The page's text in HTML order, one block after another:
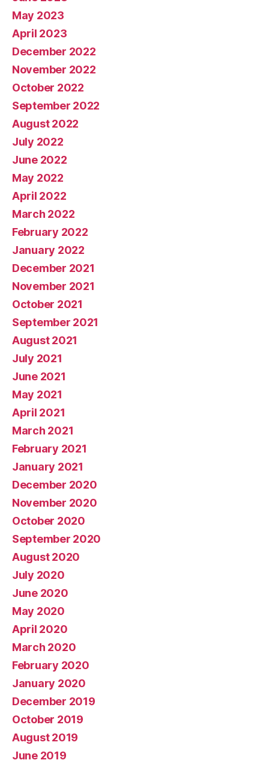
May 2023
April 2023
December 2022
November 2022
October 2022
September 2022
August 2022
July 2022
June 2022
May 2022
April 2022
March 2022
February 2022
January 2022
December 2021
November 2021
October 2021
September 2021
August 2021
July 2021
June 2021
May 2021
April 2021
March 2021
February 2021
January 2021
December 2020
November 2020
October 2020
September 2020
August 2020
July 2020
June 2020
May 2020
April 2020
March 2020
February 2020
January 2020
December 2019
October 2019
August 2019
June 2019